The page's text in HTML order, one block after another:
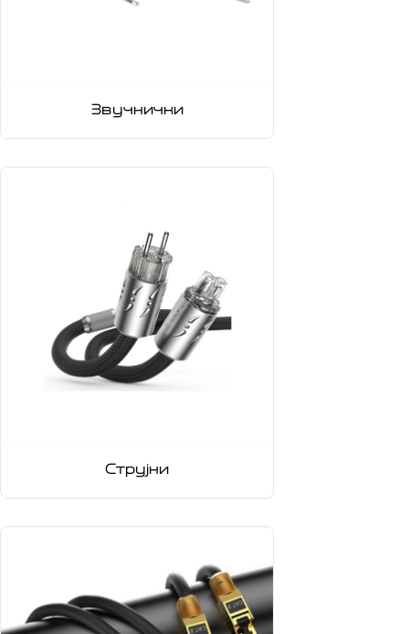
Звучнички
Струјни